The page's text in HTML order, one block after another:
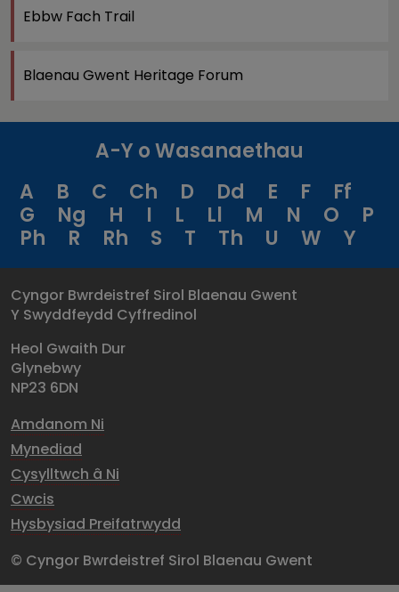
Ebbw Fach Trail
Blaenau Gwent Heritage Forum
A-Y o Wasanaethau
A
B C Ch D Dd E F
Ff
G
Ng H I L Ll M N O
P
Ph
R Rh S T Th U W Y
Cyngor Bwrdeistref Sirol Blaenau Gwent
Y Swyddfeydd Cyffredinol
Heol Gwaith Dur
Glynebwy
NP23 6DN
Amdanom Ni
Mynediad
Cysylltwch â Ni
Cwcis
Hysbysiad Preifatrwydd
© Cyngor Bwrdeistref Sirol Blaenau Gwent